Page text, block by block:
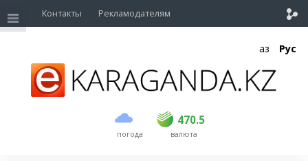
Контакты Рекламодателям
Қаз Рус
погода
470.5
валюта